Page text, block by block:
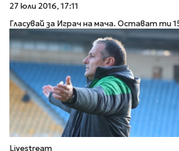
27 юли 2016, 17:11
Гласувай за Играч на мача. Остават ти
Livestream